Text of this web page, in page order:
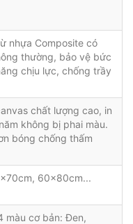
nhựa Composite có
thường, bảo vệ bức
chịu lực, chống trầy
chất lượng cao, in
không bị phai màu.
bóng chống thấm
60x80cm...
màu cơ bản: Đen,